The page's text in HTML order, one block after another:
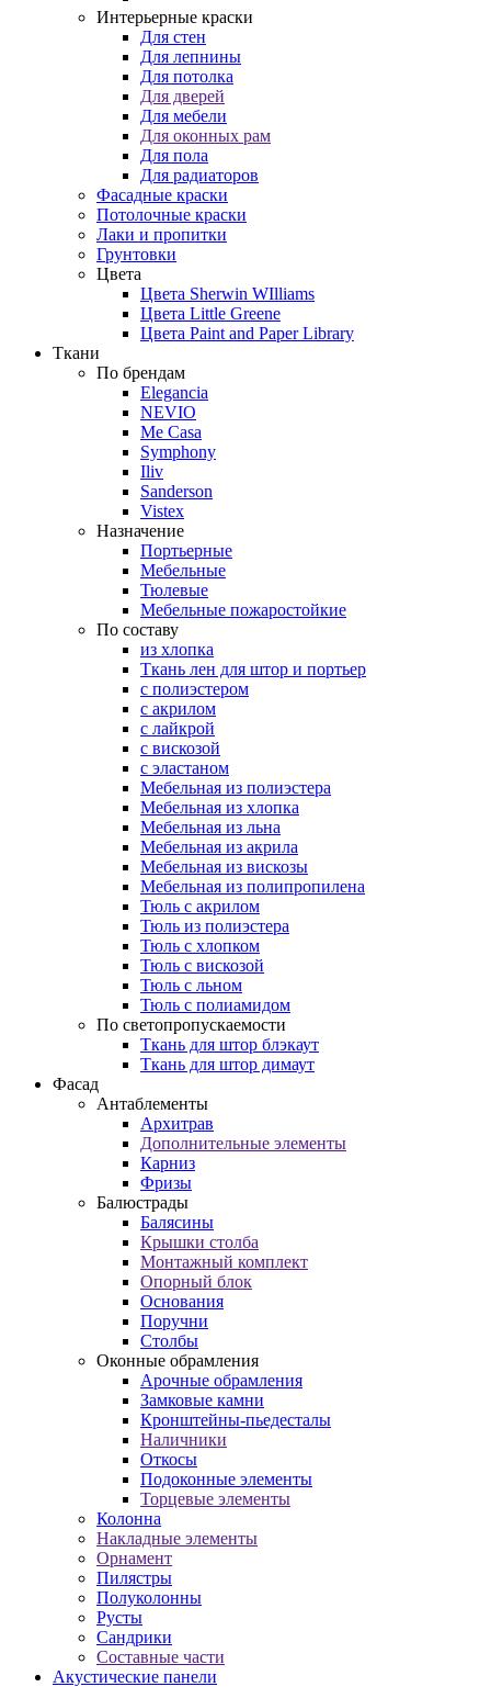
Интерьерные краски
Для стен
Для лепнины
Для потолка
Для дверей
Для мебели
Для оконных рам
Для пола
Для радиаторов
Фасадные краски
Потолочные краски
Лаки и пропитки
Грунтовки
Цвета
Цвета Sherwin WIlliams
Цвета Little Greene
Цвета Paint and Paper Library
Ткани
По брендам
Elegancia
NEVIO
Me Casa
Symphony
Iliv
Sanderson
Vistex
Назначение
Портьерные
Мебельные
Тюлевые
Мебельные пожаростойкие
По составу
из хлопка
Ткань лен для штор и портьер
с полиэстером
с акрилом
с лайкрой
с вискозой
с эластаном
Мебельная из полиэстера
Мебельная из хлопка
Мебельная из льна
Мебельная из акрила
Мебельная из вискозы
Мебельная из полипропилена
Тюль с акрилом
Тюль из полиэстера
Тюль с хлопком
Тюль с вискозой
Тюль с льном
Тюль с полиамидом
По светопропускаемости
Ткань для штор блэкаут
Ткань для штор димаут
Фасад
Антаблементы
Архитрав
Дополнительные элементы
Карниз
Фризы
Балюстрады
Балясины
Крышки столба
Монтажный комплект
Опорный блок
Основания
Поручни
Столбы
Оконные обрамления
Арочные обрамления
Замковые камни
Кронштейны-пьедесталы
Наличники
Откосы
Подоконные элементы
Торцевые элементы
Колонна
Накладные элементы
Орнамент
Пилястры
Полуколонны
Русты
Сандрики
Составные части
Акустические панели